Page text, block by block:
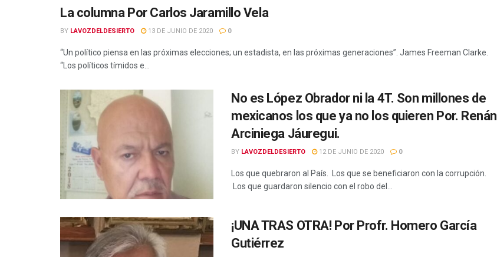
La columna Por Carlos Jaramillo Vela
BY LAVOZDELDESIERTO 13 DE JUNIO DE 2020 0
“Un político piensa en las próximas elecciones; un estadista, en las próximas generaciones”. James Freeman Clarke.
“Los políticos tímidos e...
No es López Obrador ni la 4T. Son millones de
mexicanos los que ya no los quieren Por. Renán
Arciniega Jáuregui.
BY LAVOZDELDESIERTO 12 DE JUNIO DE 2020 0
Los que quebraron al País. Los que se beneficiaron con la corrupción.
Los que guardaron silencio con el robo del...
¡UNA TRAS OTRA! Por Profr. Homero García
Gutiérrez